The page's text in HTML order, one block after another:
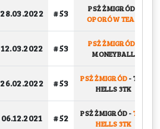
28.03.2022 # 53 PSŻ ŻMIGRÓD
OPORÓW TEAM
12.03.2022 # 53 PSŻ ŻMIGRÓD
MONEYBALL
26.02.2022 # 53 PSŻ ŻMIGRÓD-TAR
HELLS 3TK
06.12.2021 # 52 PSŻ ŻMIGRÓD-TAR
HELLS 3TK